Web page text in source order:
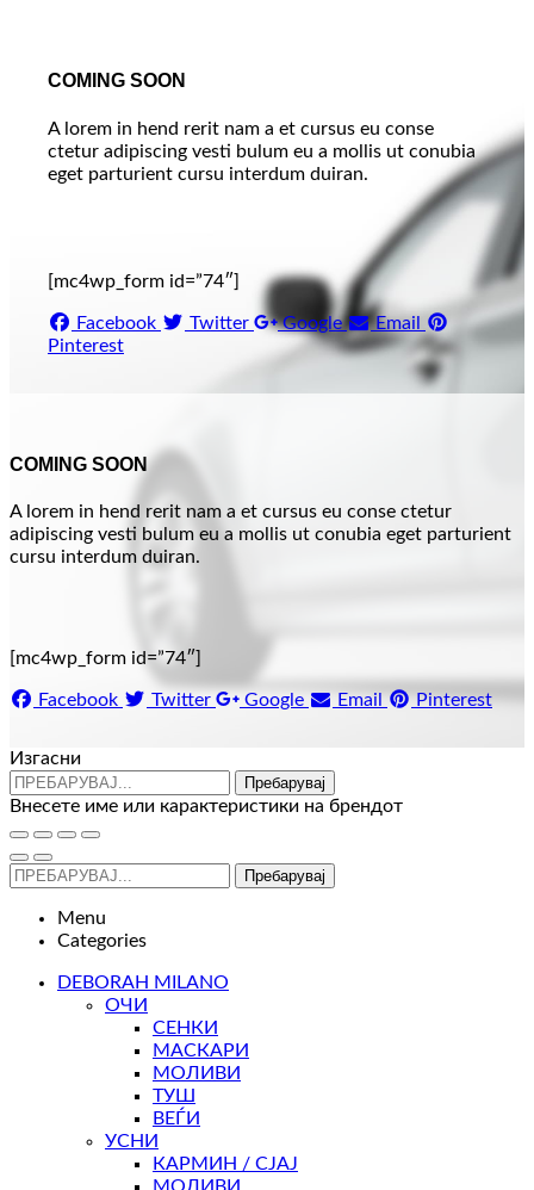
COMING SOON
A lorem in hend rerit nam a et cursus eu conse
ctetur adipiscing vesti bulum eu a mollis ut conubia
eget parturient cursu interdum duiran.
[mc4wp_form id=”74″]
Facebook Twitter Google
Email
Pinterest
COMING SOON
A lorem in hend rerit nam a et cursus eu conse ctetur
adipiscing vesti bulum eu a mollis ut conubia eget parturient
cursu interdum duiran.
[mc4wp_form id=”74″]
Facebook Twitter Google Email Pinterest
Изгасни
Пребарувај
Внесете име или карактеристики на брендот
Пребарувај
Menu
Categories
DEBORAH MILANO
ОЧИ
СЕНКИ
МАСКАРИ
МОЛИВИ
ТУШ
ВЕЃИ
УСНИ
КАРМИН / СЈАЈ